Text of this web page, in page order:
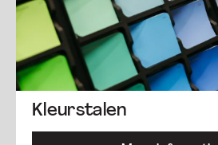
Kleurstalen